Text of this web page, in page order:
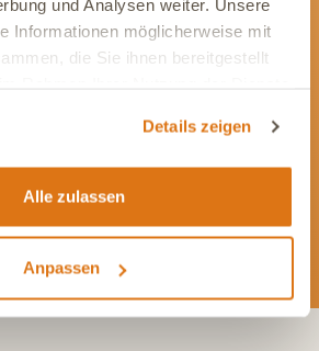
und Analysen weiter. Unsere
Informationen möglicherweise mit
die Sie ihnen bereitgestellt
Details zeigen
Alle zulassen
Anpassen
Kanäle bieten Dir aktuelle News und